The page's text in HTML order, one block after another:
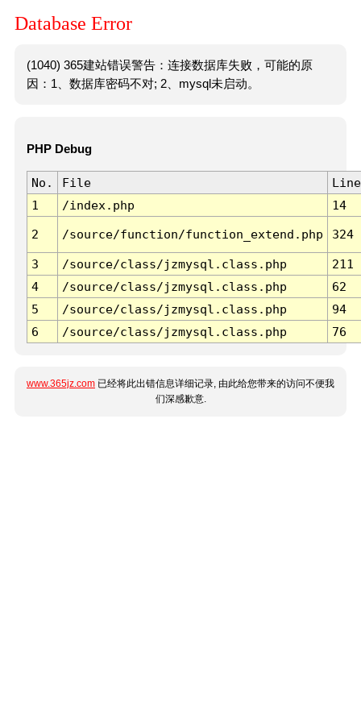
Database Error
(1040) 365建站错误警告：连接数据库失败，可能的原
因：1、数据库密码不对; 2、mysql未启动。
PHP Debug
No. File
Line
1
/index.php 14
2 /source/function/function_extend.php 324
3 /source/class/jzmysql.class.php
211
4
/source/class/jzmysql.class.php
62
5
/source/class/jzmysql.class.php
94
6
/source/class/jzmysql.class.php 76
www.365jz.com 已经将此出错信息详细记录, 由此给您带来的访问不便我
们深感歉意.